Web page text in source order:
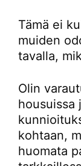
Tämä ei
muiden
tavalla,
Olin
housuissa
kohtaan,
huomata